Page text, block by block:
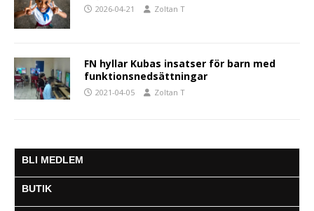
2026-04-21 Zoltan T
FN hyllar Kubas insatser för barn med
funktionsnedsättningar
2021-04-05 Zoltan T
BLI MEDLEM
BUTIK